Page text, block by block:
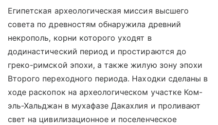
Египетская археологическая миссия высшего
совета по древностям обнаружила древний
некрополь, корни которого уходят в
додинастический период и простираются до
греко-римской эпохи, а также жилую зону эпохи
Второго переходного периода. Находки сделаны в
ходе раскопок на археологическом участке Ком-
эль-Хальджан в мухафазе Дакахлия и проливают
свет на цивилизационное и поселенческое